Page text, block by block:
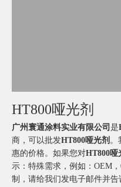
HT800哑光剂
广州寰通涂料实业有限公司 是
商，可以批发HT800哑光剂 。
惠的价格。如果您对HT800哑
示：特殊需求，例如：OEM
制，请给我们发电子邮件并